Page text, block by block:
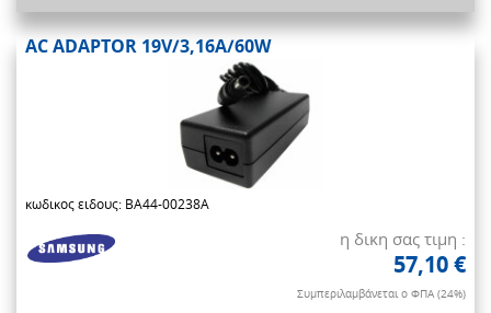
AC ADAPTOR 19V/3,16A/60W
κωδικος ειδους: BA44-00238A
η δικη σας τιμη :
57,10 €
Συμπεριλαμβάνεται ο ΦΠΑ (24%)